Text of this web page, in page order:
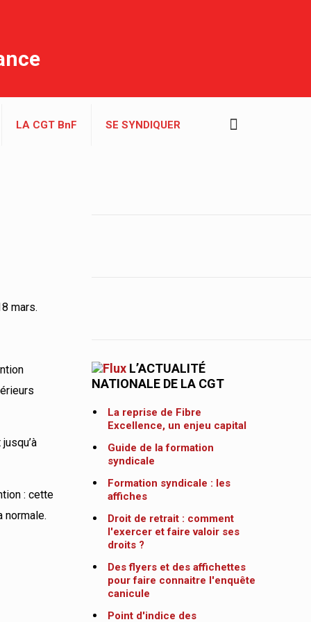
LA CGT BnF SE SYNDIQUER
mars.
: cette
normale.
L’ACTUALITÉ
NATIONALE DE LA CGT
La reprise de Fibre
Excellence, un enjeu capital
Guide de la formation
syndicale
Formation syndicale : les
affiches
Droit de retrait : comment
l'exercer et faire valoir ses
droits ?
Des flyers et des affichettes
pour faire connaitre l'enquête
canicule
Point d'indice des